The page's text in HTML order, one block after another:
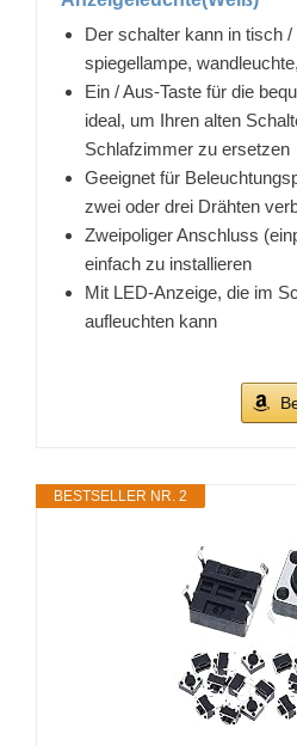
Der schalter kann in tisch
spiegellampe,
Ein / Aus-Taste für die
ideal, um Ihren alten
Schlafzimmer zu ersetzen
Geeignet für
zwei oder drei Drähten
Zweipoliger Anschluss
einfach zu installieren
Mit LED-Anzeige, die im
aufleuchten kann
BESTSELLER NR. 2